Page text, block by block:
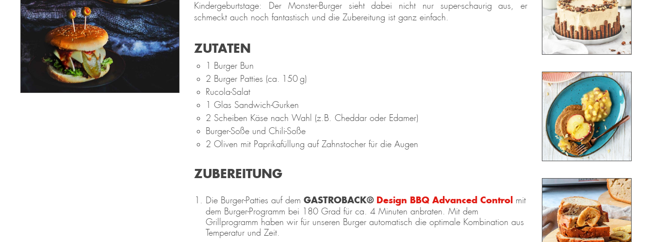
Kindergeburtstage: Der Monster-Burger sieht dabei nicht nur super-schaurig aus, er
schmeckt auch noch fantastisch und die Zubereitung ist ganz einfach.
ZUTATEN
1 Burger Bun
2 Burger Patties (ca. 150 g)
Rucola-Salat
1 Glas Sandwich-Gurken
2 Scheiben Käse nach Wahl (z.B. Cheddar oder Edamer)
Burger-Soße und Chili-Soße
2 Oliven mit Paprikafüllung auf Zahnstocher für die Augen
ZUBEREITUNG
Die Burger-Patties auf dem GASTROBACK® Design BBQ Advanced Control mit
dem Burger-Programm bei 180 Grad für ca. 4 Minuten anbraten. Mit dem
Grillprogramm haben wir für unseren Burger automatisch die optimale Kombination aus
Temperatur und Zeit.